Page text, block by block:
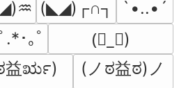
(◣◢)┌∩┐
`•..•´
･｡ﾟ
(॓_॔)
益ರೃ)
(ノಠ益ಠ)ノ